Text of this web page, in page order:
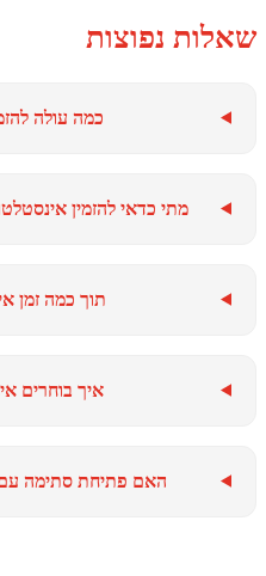
נפוצות
כמה עולה להזמין
מתי כדאי להזמין אינסטלטור
תוך כמה זמן
איך בוחרים אינסטלטור
האם פתיחת סתימה עם חומרים